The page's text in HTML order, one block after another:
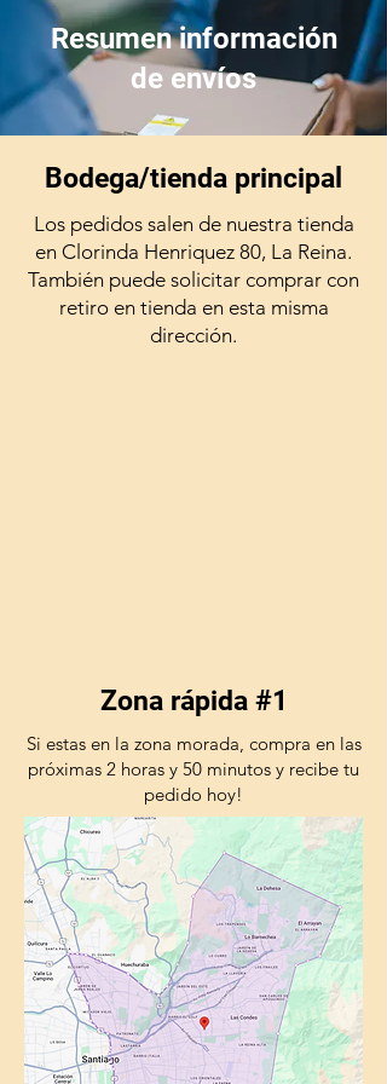
Resumen información
de envíos
Bodega/tienda principal
Los pedidos salen de nuestra tienda
en Clorinda Henriquez 80, La Reina.
También puede solicitar comprar con
retiro en tienda en esta misma
dirección.
Zona rápida #1
Si estas en la zona morada, compra en las
próximas 2 horas y 50 minutos y recibe tu
pedido hoy!